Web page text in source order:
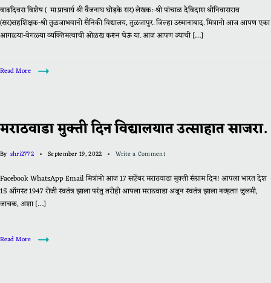
वाढदिवस विशेष ( मा.प्राचार्य श्री वैजनाथ घोड़के सर) लेखक:-श्री पांचाळ देविदास श्रीनिवासराव
(सर)सहशिक्षक-श्री तुळजाभवानी सैनिकी विद्यालय, तुळजापुर. जिल्हा उस्मानाबाद. मित्रानो आज आपण एका
आगळ्या-वेगळ्या व्यक्तिमत्वाची ओळख करून घेऊ या. आज आपण ज्याची […]
Read More
मराठवाडा मुक्ती दिन विद्यालयात उत्साहात साजरा.
By shri2772 September 19, 2022 Write a Comment
Facebook WhatsApp Email मित्रांनो आज 17 सप्टेंबर मराठवाडा मुक्ती संग्राम दिन! आपला भारत देश
15 ऑगस्ट 1947 रोजी स्वतंत्र झाला परंतु तरीही आपला मराठवाडा अजून स्वतंत्र झाला नव्हता! जुलमी,
जाचक, अशा […]
Read More